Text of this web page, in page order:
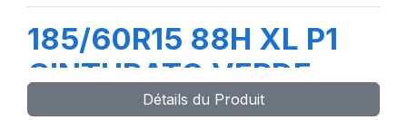
185/60R15 88H XL P1
CINTURATO VERDE
Détails du Produit